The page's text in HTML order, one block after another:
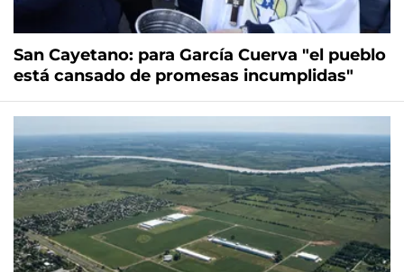
San Cayetano: para García Cuerva "el pueblo
está cansado de promesas incumplidas"